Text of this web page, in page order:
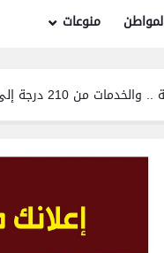
منوعات